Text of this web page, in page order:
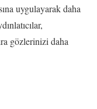
uygulayarak daha
gözlerinizi daha